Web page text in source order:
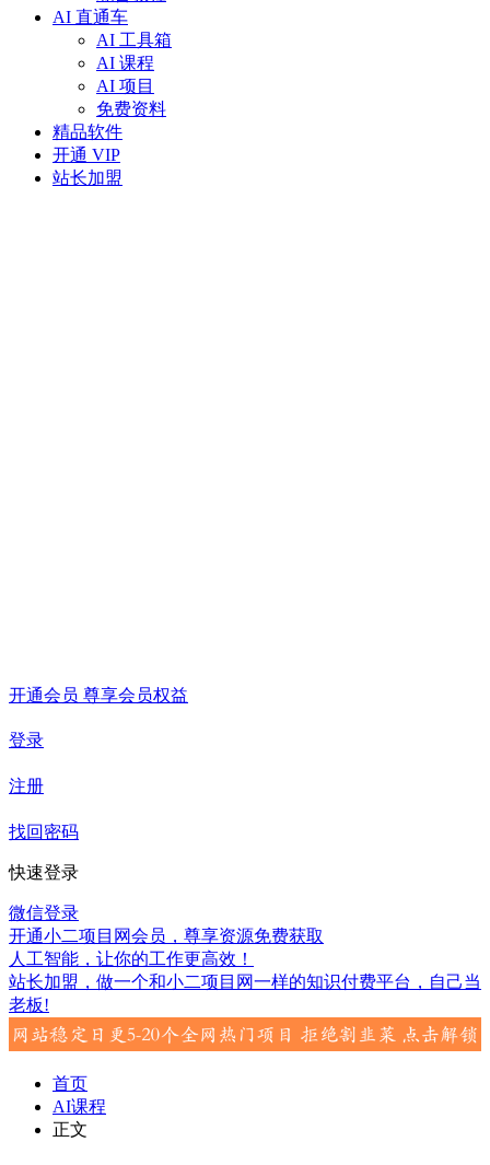
AI 直通车
AI 工具箱
AI 课程
AI 项目
免费资料
精品软件
开通 VIP
站长加盟
开通会员 尊享会员权益
登录
注册
找回密码
快速登录
微信登录
开通小二项目网会员，尊享资源免费获取
人工智能，让你的工作更高效！
站长加盟，做一个和小二项目网一样的知识付费平台，自己当
老板!
首页
AI课程
正文